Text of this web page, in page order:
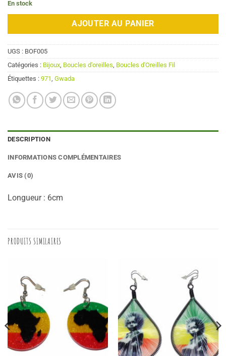
En stock
AJOUTER AU PANIER
UGS : BOF005
Catégories : Bijoux Boucles d'oreilles Boucles d'Oreilles Fil
Étiquettes : 971 Gwada
DESCRIPTION
INFORMATIONS COMPLÉMENTAIRES
AVIS (0)
Longueur : 6cm
PRODUITS SIMILAIRES